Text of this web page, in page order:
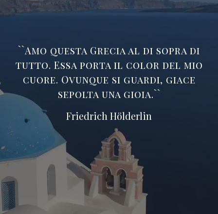
``Amo questa Grecia al di sopra di
tutto. Essa porta il color del mio
cuore. Ovunque si guardi, giace
sepolta una gioia.``
Friedrich Hölderlin